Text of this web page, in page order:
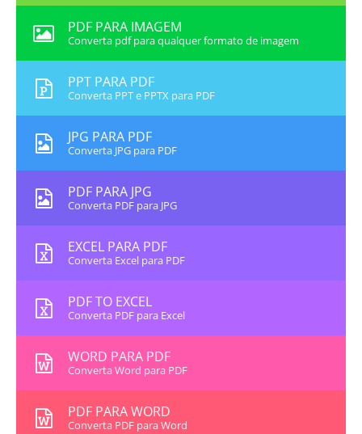
PDF PARA IMAGEM
Converta pdf para qualquer formato de imagem
PPT PARA PDF
Converta PPT e PPTX para PDF
JPG PARA PDF
Converta JPG para PDF
PDF PARA JPG
Converta PDF para JPG
EXCEL PARA PDF
Converta Excel para PDF
PDF TO EXCEL
Converta PDF para Excel
WORD PARA PDF
Converta Word para PDF
PDF PARA WORD
Converta PDF para Word